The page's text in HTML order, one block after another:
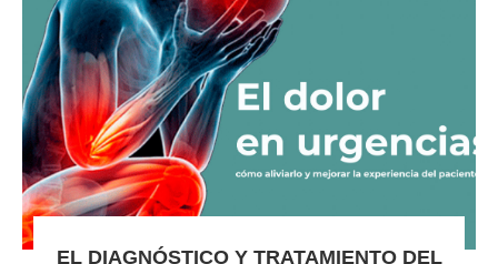
EL DIAGNÓSTICO Y TRATAMIENTO DEL